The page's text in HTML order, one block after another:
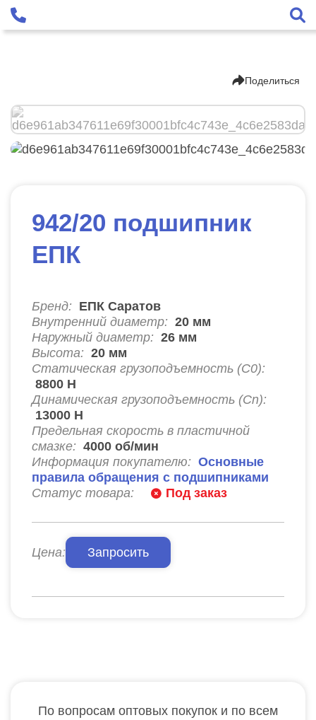
Поделиться
942/20 подшипник
ЕПК
Бренд: ЕПК Саратов
Внутренний диаметр: 20 мм
Наружный диаметр: 26 мм
Высота: 20 мм
Статическая грузоподъемность (C0):
8800 Н
Динамическая грузоподъемность (Cn):
13000 Н
Предельная скорость в пластичной
смазке: 4000 об/мин
Информация покупателю: Основные
правила обращения с подшипниками
Статус товара:
Под заказ
Цена: Запросить
По вопросам оптовых покупок и по всем